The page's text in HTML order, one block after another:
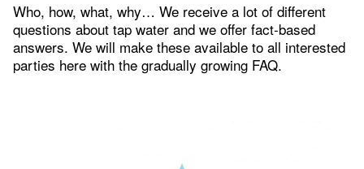
Who, how, what, why… We receive a lot of different
questions about tap water and we offer fact-based
answers. We will make these available to all interested
parties here with the gradually growing FAQ.